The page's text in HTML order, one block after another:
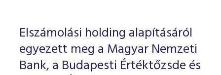
Jelzáloglevél indexek
Vállalati kötvény indexek
Azonnali Piac
Részvények
Származékos piac
Részvény szekció
Hitelpapír szekció
BÉT szabályzatok
Befektetővédelem
Alkalmazott díjstruktúra
Elszámolás
Részvény és vállalati kötvény tőzsdei bevezetését
program
BÉT Xtend - Részvénypiac egyszerűen
TŐZSDETAGOK
Tőzsdetagok, üzletkötők
VENDOROK
Elszámolási holding alapításáról
egyezett meg a Magyar Nemzeti
Bank, a Budapesti Értéktőzsde és